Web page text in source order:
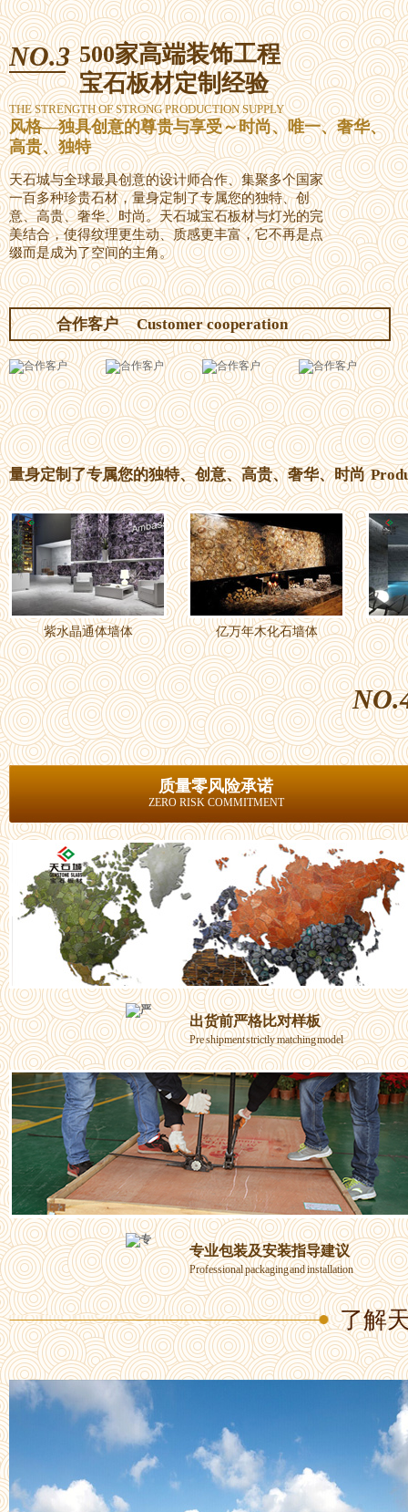
NO.3 500家高端装饰工程
宝石板材定制经验
THE STRENGTH OF STRONG PRODUCTION SUPPLY
风格—独具创意的尊贵与享受～时尚、唯一、奢华、
高贵、独特
天石城与全球最具创意的设计师合作、集聚多个国家
一百多种珍贵石材，量身定制了专属您的独特、创
意、高贵、奢华、时尚。天石城宝石板材与灯光的完
美结合，使得纹理更生动、质感更丰富，它不再是点
缀而是成为了空间的主角。
合作客户 Customer cooperation
量身定制了专属您的独特、创意、高贵、奢华、时尚
紫水晶通体墙体 亿万年木化石墙体
质量零风险承诺
ZERO RISK COMMITMENT
出货前严格比对样板
Pre shipment strictly matching model
专业包装及安装指导建议
Professional packaging and installation
了解